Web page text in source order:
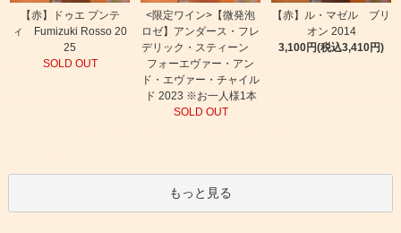
【赤】ドゥエ プンテ
ィ Fumizuki Rosso 20
25
SOLD OUT
<限定ワイン>【微発泡
ロゼ】アンダース・フレ
デリック・スティーン
フォーエヴァー・アン
ド・エヴァー・チャイル
ド 2023 ※お一人様1本
SOLD OUT
【赤】ル・マゼル ブリ
オン 2014
3,100円(税込3,410円)
もっと見る